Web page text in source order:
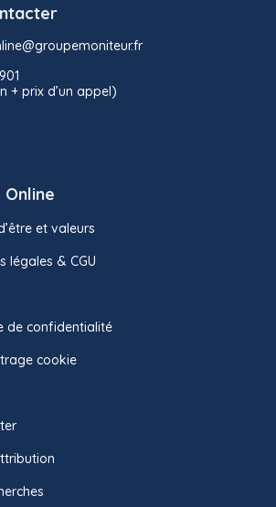
+ prix d’un appel)
Online
et valeurs
légales & CGU
de confidentialité
cookie